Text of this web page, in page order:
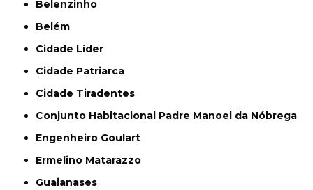
Belenzinho
Belém
Cidade Líder
Cidade Patriarca
Cidade Tiradentes
Conjunto Habitacional Padre Manoel da Nóbrega
Engenheiro Goulart
Ermelino Matarazzo
Guaianases